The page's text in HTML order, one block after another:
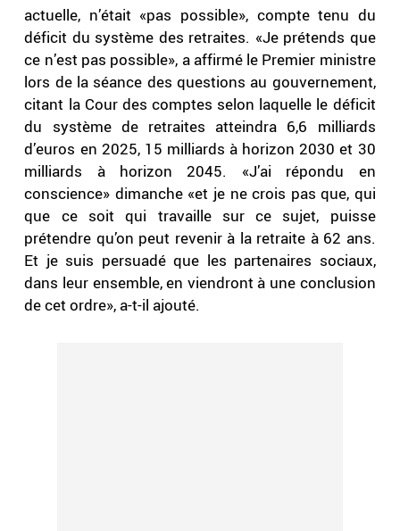
actuelle, n’était «pas possible», compte tenu du
déficit du système des retraites. «Je prétends que
ce n’est pas possible», a affirmé le Premier ministre
lors de la séance des questions au gouvernement,
citant la Cour des comptes selon laquelle le déficit
du système de retraites atteindra 6,6 milliards
d’euros en 2025, 15 milliards à horizon 2030 et 30
milliards à horizon 2045. «J’ai répondu en
conscience» dimanche «et je ne crois pas que, qui
que ce soit qui travaille sur ce sujet, puisse
prétendre qu’on peut revenir à la retraite à 62 ans.
Et je suis persuadé que les partenaires sociaux,
dans leur ensemble, en viendront à une conclusion
de cet ordre», a-t-il ajouté.